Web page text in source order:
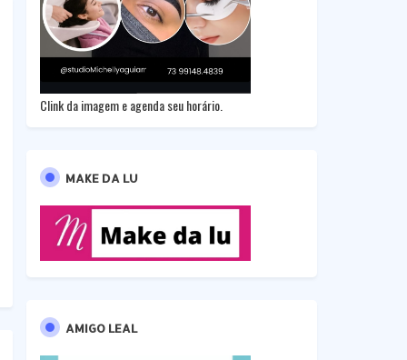
Clink da imagem e agenda seu horário.
MAKE DA LU
AMIGO LEAL